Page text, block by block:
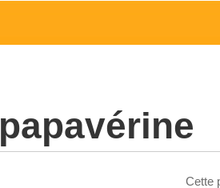
papavérine
Cette